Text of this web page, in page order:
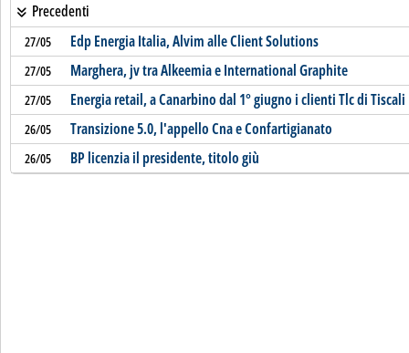
Precedenti
27/05 Edp Energia Italia, Alvim alle Client Solutions
27/05 Marghera, jv tra Alkeemia e International Graphite
27/05 Energia retail, a Canarbino dal 1° giugno i clienti Tlc di Tiscali
26/05 Transizione 5.0, l'appello Cna e Confartigianato
26/05 BP licenzia il presidente, titolo giù